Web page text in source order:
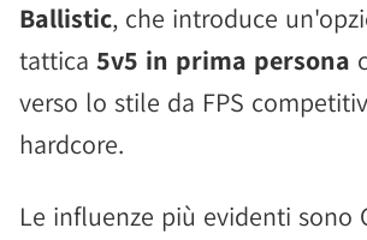
Ballistic, che introduce
tattica 5v5 in prima persona
verso lo stile da FPS
hardcore.
Le influenze più evidenti sono